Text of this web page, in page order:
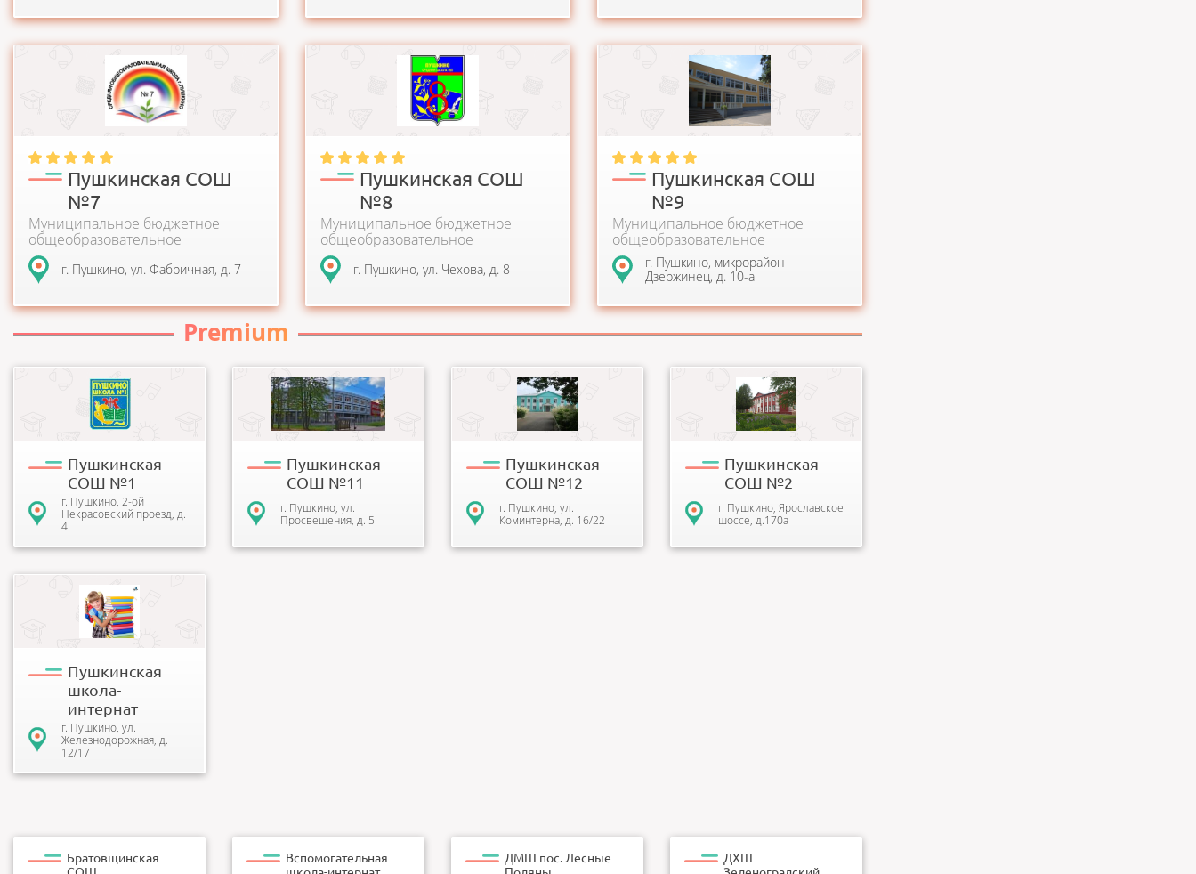
г. Пушкино"
Школа создана в 1962 году. Обучение
осуществляется в 22 учебных кабинетах и
лабораториях общей пл...
Пушкинская СОШ
№7
Муниципальное бюджетное
общеобразовательное
учреждение
г. Пушкино, ул. Фабричная, д. 7
Пушкинская средняя школа №8 открыта в
1983 году. МБОУ СОШ №8 сегодня - самая
крупная школа Пушкин...
Пушкинская СОШ
№8
Муниципальное бюджетное
общеобразовательное
учреждение Пушкинского
муниципального района "Средняя
общеобразовательная школа № 8
углубленным изучением
отдельных предметов г. Пушкино"
г. Пушкино, ул. Чехова, д. 8
Средняя общеобразовательная школа №
9 с углубленным изучением отдельных
предметов основана в 1974...
Пушкинская СОШ
№9
Муниципальное бюджетное
общеобразовательное
учреждение
г. Пушкино, микрорайон
Дзержинец, д. 10-а
Premium
Школа основана в 1936 году.
Главная цель
функционирования - создание
благоприятной,
мотивированно...
Пушкинская
СОШ №1
г. Пушкино, 2-ой
Некрасовский проезд, д.
4
Средняя
общеобразовательная школа.
Пушкинская
СОШ №11
г. Пушкино, ул.
Просвещения, д. 5
Школа основана в 1953 году.
Учреждение предоставляет
полный комплекс
государственных
образователь...
Пушкинская
СОШ №12
г. Пушкино, ул.
Коминтерна, д. 16/22
Школа №2 - одна из старейших
в Пушкинском районе. Уже
много лет она славится
своими традициями, с...
Пушкинская
СОШ №2
г. Пушкино, Ярославское
шоссе, д.170а
Муниципальное бюджетное
специальное (коррекционное)
образовательное учреждение
для обучаю...
Пушкинская
школа-
интернат
г. Пушкино, ул.
Железнодорожная, д.
12/17
Братовщинская
Вспомогательная
ДМШ пос. Лесные
ДХШ